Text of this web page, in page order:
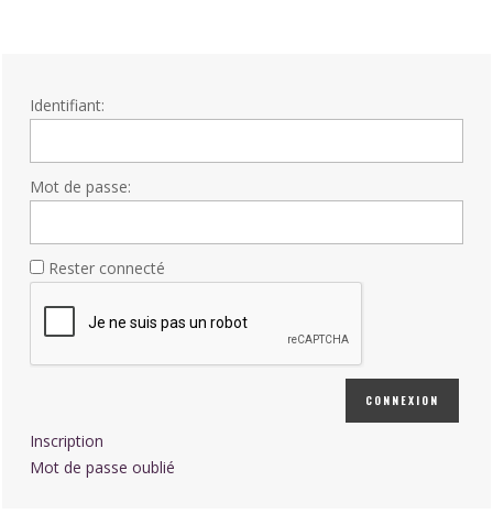
Identifiant:
Mot de passe:
Rester connecté
CONNEXION
Inscription
Mot de passe oublié